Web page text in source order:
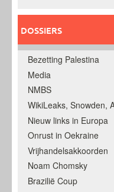
DOSSIERS
Bezetting Palestina
Media
NMBS
WikiLeaks, Snowden,
Nieuw links in Europa
Onrust in Oekraine
Vrijhandelsakkoorden
Noam Chomsky
Brazilië Coup